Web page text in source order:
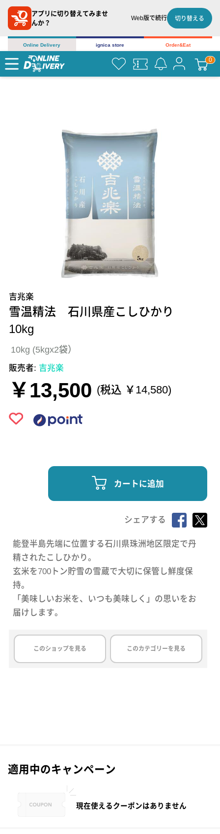
アプリに切り替えてみませ
んか？
Web版で続行 切り替える
Online Delivery ignica store Order&Eat
吉兆楽
雪温精法 石川県産こしひかり
10kg
10kg (5kgx2袋）
販売者: 吉兆楽
￥13,500 (税込 ￥14,580)
カートに追加
シェアする
能登半島先端に位置する石川県珠洲地区限定で丹
精されたこしひかり。
玄米を700トン貯雪の雪蔵で大切に保管し鮮度保
持。
「美味しいお米を、いつも美味しく」の思いをお
届けします。
このショップを見る このカテゴリーを見る
適用中のキャンペーン
現在使えるクーポンはありません